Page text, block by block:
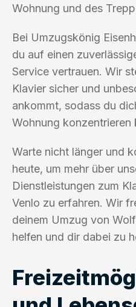
Wohnung und des
Bei Umzugskönig
du auf einen
Service vertrauen. Wir
Klavier sicher und
ankommt, sodass du
Wohnung konzentrieren
Warte nicht länger und
heute, um mehr über
Dienstleistungen zum
Venlo zu erfahren. Wir
deinem Umzug von
helfen und dir dabei zu